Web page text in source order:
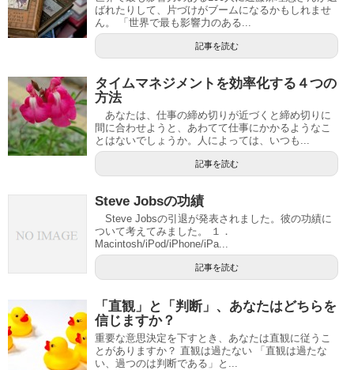
ばれたりして、片づけがブームになるかもしれませ
ん。 「世界で最も影響力のある...
記事を読む
タイムマネジメントを効率化する４つの
方法
あなたは、仕事の締め切りが近づくと締め切りに
間に合わせようと、あわてて仕事にかかるようなこ
とはないでしょうか。人によっては、いつも...
記事を読む
Steve Jobsの功績
Steve Jobsの引退が発表されました。彼の功績に
ついて考えてみました。 １．
Macintosh/iPod/iPhone/iPa...
記事を読む
「直観」と「判断」、あなたはどちらを
信じますか？
重要な意思決定を下すとき、あなたは直観に従うこ
とがありますか？ 直観は過たない 「直観は過たな
い、過つのは判断である」と...